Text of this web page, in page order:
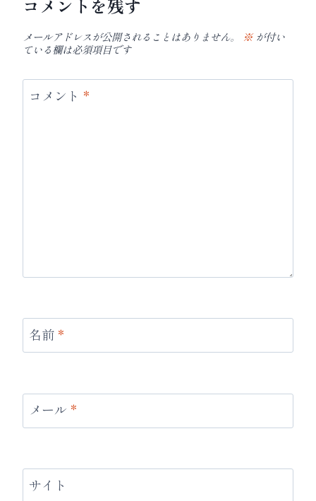
コメントを残す
メールアドレスが公開されることはありません。 ※が付い
ている欄は必須項目です
コメント *
名前 *
メール *
サイト